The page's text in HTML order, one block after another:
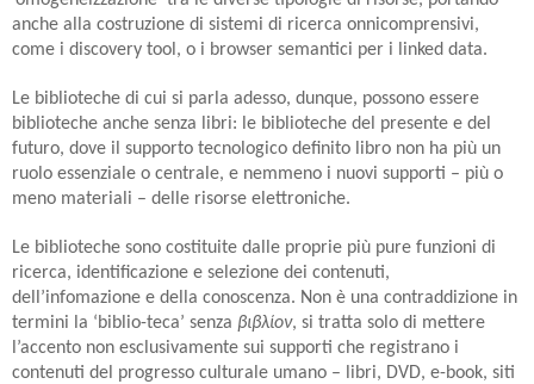
anche alla costruzione di sistemi di ricerca onnicomprensivi,
come i discovery tool, o i browser semantici per i linked data.
Le biblioteche di cui si parla adesso, dunque, possono essere
biblioteche anche senza libri: le biblioteche del presente e del
futuro, dove il supporto tecnologico definito libro non ha più un
ruolo essenziale o centrale, e nemmeno i nuovi supporti – più o
meno materiali – delle risorse elettroniche.
Le biblioteche sono costituite dalle proprie più pure funzioni di
ricerca, identificazione e selezione dei contenuti,
dell’infomazione e della conoscenza. Non è una contraddizione in
termini la ‘biblio-teca’ senza βιβλίον, si tratta solo di mettere
l’accento non esclusivamente sui supporti che registrano i
contenuti del progresso culturale umano – libri, DVD, e-book, siti